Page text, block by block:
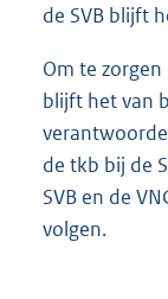
de SVB blijft
Om te
blijft het van
de tkb bij de
SVB en de
volgen.